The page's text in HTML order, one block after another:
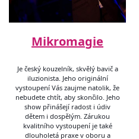
Mikromagie
Je český kouzelník, skvělý bavič a
iluzionista. Jeho originální
vystoupení Vás zaujme natolik, že
nebudete chtít, aby skončilo. Jeho
show přinášejí radost i údiv
dětem i dospělým. Zárukou
kvalitního vystoupení je také
dlouholetá praxe v oboru a